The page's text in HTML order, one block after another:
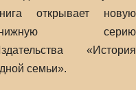
открывает новую
серию
«История
семьи».